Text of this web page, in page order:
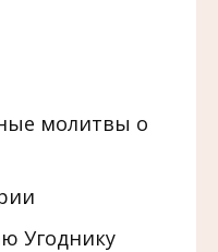
молитвы о
Угоднику